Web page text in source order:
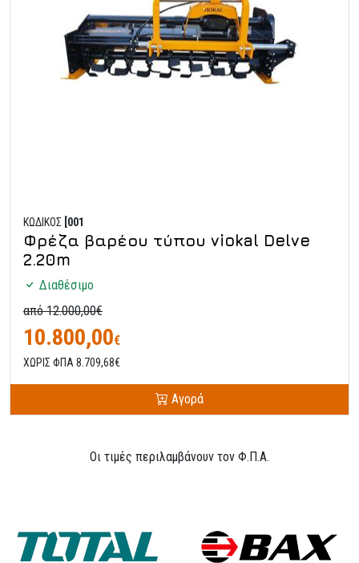
ΚΩΔΙΚΟΣ [001
Φρέζα βαρέου τύπου viokal Delve
2.20m
Διαθέσιμο
από 12.000,00€
10.800,00€
ΧΩΡΙΣ ΦΠΑ 8.709,68€
Αγορά
Οι τιμές περιλαμβάνουν τον Φ.Π.Α.